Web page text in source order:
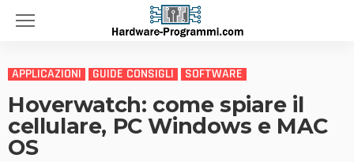
APPLICAZIONI GUIDE CONSIGLI SOFTWARE
Hoverwatch: come spiare il
cellulare, PC Windows e MAC
OS